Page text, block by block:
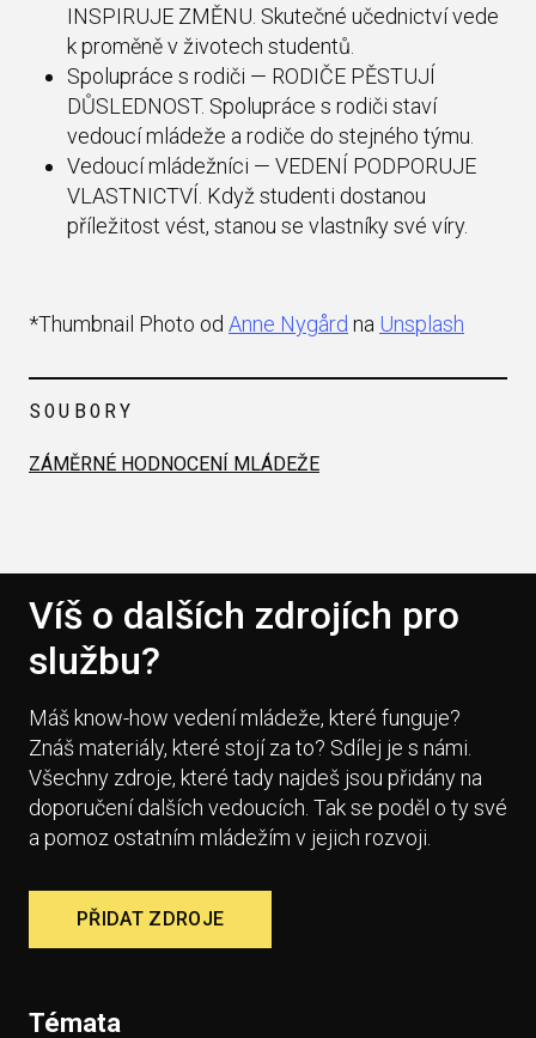
INSPIRUJE ZMĚNU. Skutečné učednictví vede
k proměně v životech studentů.
Spolupráce s rodiči — RODIČE PĚSTUJÍ
DŮSLEDNOST. Spolupráce s rodiči staví
vedoucí mládeže a rodiče do stejného týmu.
Vedoucí mládežníci — VEDENÍ PODPORUJE
VLASTNICTVÍ. Když studenti dostanou
příležitost vést, stanou se vlastníky své víry.
*Thumbnail Photo od Anne Nygård na Unsplash
SOUBORY
ZÁMĚRNÉ HODNOCENÍ MLÁDEŽE
Víš o dalších zdrojích pro
službu?
Máš know-how vedení mládeže, které funguje?
Znáš materiály, které stojí za to? Sdílej je s námi.
Všechny zdroje, které tady najdeš jsou přidány na
doporučení dalších vedoucích. Tak se poděl o ty své
a pomoz ostatním mládežím v jejich rozvoji.
PŘIDAT ZDROJE
Témata